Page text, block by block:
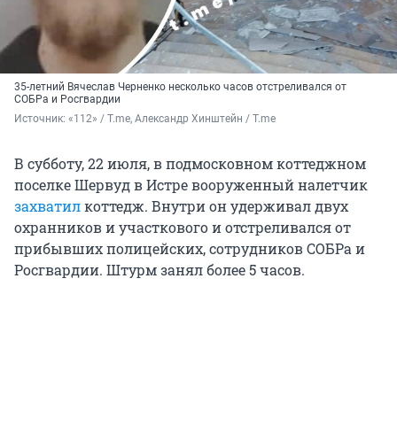
35-летний Вячеслав Черненко несколько часов отстреливался от
СОБРа и Росгвардии
Источник: «112» / T.me, Александр Хинштейн / T.me
В субботу, 22 июля, в подмосковном коттеджном
поселке Шервуд в Истре вооруженный налетчик
захватилкоттедж. Внутри он удерживал двух
охранников и участкового и отстреливался от
прибывших полицейских, сотрудников СОБРа и
Росгвардии. Штурм занял более 5 часов.